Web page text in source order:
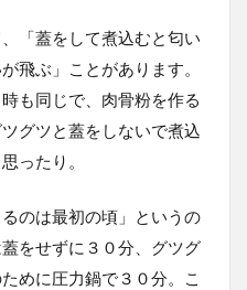
「蓋をして煮込むと匂い
飛ぶ」ことがあります。
も同じで、肉骨粉を作る
グツと蓋をしないで煮込
ったり。
のは最初の頃」というの
をせずに３０分、グツグ
めに圧力鍋で３０分。こ